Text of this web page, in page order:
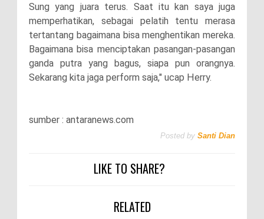
Sung yang juara terus. Saat itu kan saya juga
memperhatikan, sebagai pelatih tentu merasa
tertantang bagaimana bisa menghentikan mereka.
Bagaimana bisa menciptakan pasangan-pasangan
ganda putra yang bagus, siapa pun orangnya.
Sekarang kita jaga perform saja," ucap Herry.
sumber : antaranews.com
Posted by Santi Dian
LIKE TO SHARE?
RELATED